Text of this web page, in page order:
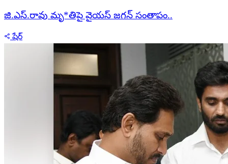
జి.ఎస్‌.రావు మృ*తిపై వైయస్‌ జగన్‌ సంతాపం..
షేర్